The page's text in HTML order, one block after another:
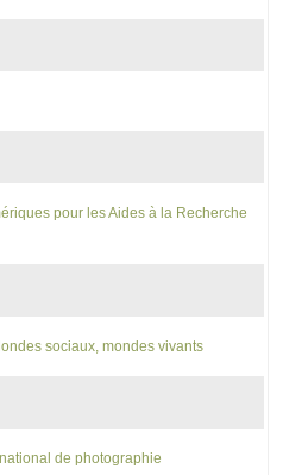
pour les Aides à la Recherche
sociaux, mondes vivants
de photographie